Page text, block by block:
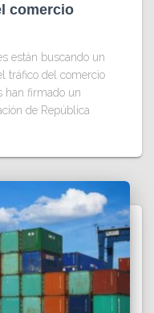
comercio
están buscando un
tráfico del comercio
han firmado un
de República